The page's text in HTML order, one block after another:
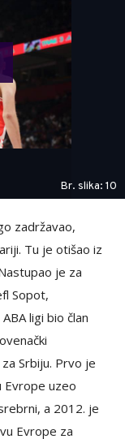
Br. slika: 10
zadržavao,
Tu je otišao iz
je za
Sopot,
ligi bio član
Srbiju. Prvo je
Evrope uzeo
a 2012. je
Evrope za